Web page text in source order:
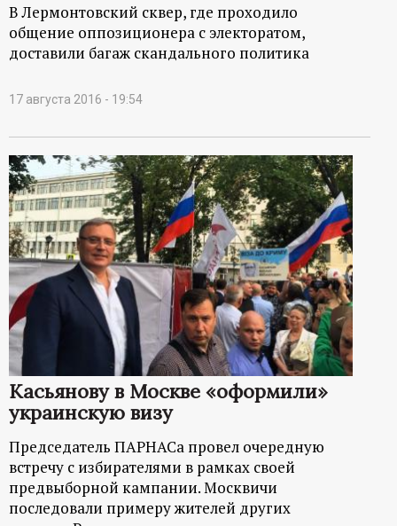
В Лермонтовский сквер, где проходило
общение оппозиционера с электоратом,
доставили багаж скандального политика
17 августа 2016 - 19:54
Касьянову в Москве «оформили»
украинскую визу
Председатель ПАРНАСа провел очередную
встречу с избирателями в рамках своей
предвыборной кампании. Москвичи
последовали примеру жителей других